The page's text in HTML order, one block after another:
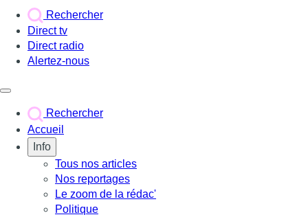
Rechercher
Direct tv
Direct radio
Alertez-nous
Rechercher
Accueil
Info
Tous nos articles
Nos reportages
Le zoom de la rédac'
Politique